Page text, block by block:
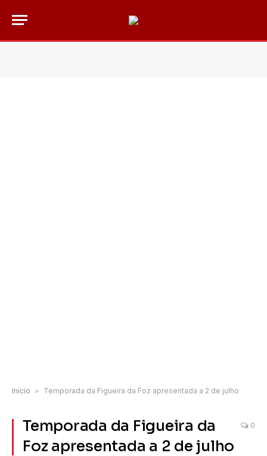
Início » Temporada da Figueira da Foz apresentada a 2 de julho
Temporada da Figueira da
Foz apresentada a 2 de julho
0